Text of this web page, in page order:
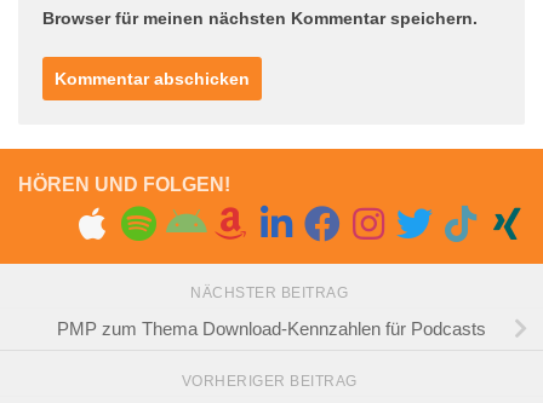
Browser für meinen nächsten Kommentar speichern.
HÖREN UND FOLGEN!
NÄCHSTER BEITRAG
PMP zum Thema Download-Kennzahlen für Podcasts
VORHERIGER BEITRAG